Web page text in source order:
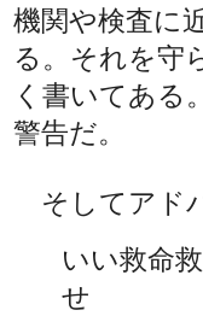
機関や検査に
る。それを守
く書いてある
警告だ。
そしてアド
いい救命
せ